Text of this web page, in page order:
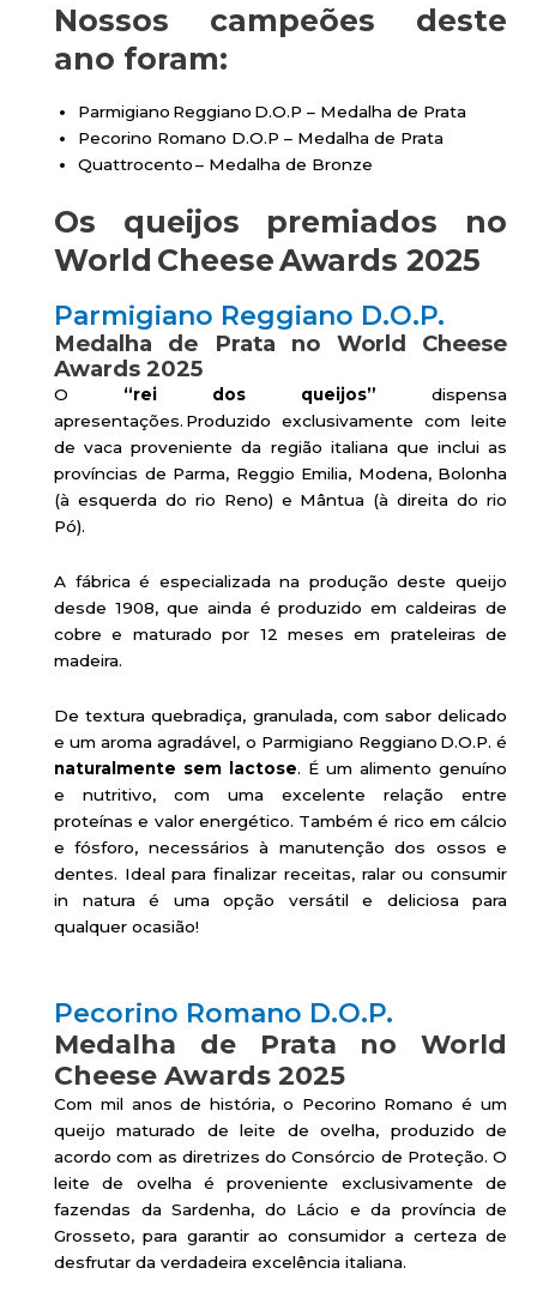
Nossos campeões deste
ano foram:
Parmigiano Reggiano D.O.P – Medalha de Prata
Pecorino Romano D.O.P – Medalha de Prata
Quattrocento – Medalha de Bronze
Os queijos premiados no
World Cheese Awards 2025
Parmigiano Reggiano D.O.P.
Medalha de Prata no World Cheese
Awards 2025
O “rei dos queijos” dispensa
apresentações. Produzido exclusivamente com leite
de vaca proveniente da região italiana que inclui as
províncias de Parma, Reggio Emilia, Modena, Bolonha
(à esquerda do rio Reno) e Mântua (à direita do rio
Pó).
A fábrica é especializada na produção deste queijo
desde 1908, que ainda é produzido em caldeiras de
cobre e maturado por 12 meses em prateleiras de
madeira.
De textura quebradiça, granulada, com sabor delicado
e um aroma agradável, o Parmigiano Reggiano D.O.P. é
naturalmente sem lactose. É um alimento genuíno
e nutritivo, com uma excelente relação entre
proteínas e valor energético. Também é rico em cálcio
e fósforo, necessários à manutenção dos ossos e
dentes. Ideal para finalizar receitas, ralar ou consumir
in natura é uma opção versátil e deliciosa para
qualquer ocasião!
Pecorino Romano D.O.P.
Medalha de Prata no World
Cheese Awards 2025
Com mil anos de história, o Pecorino Romano é um
queijo maturado de leite de ovelha, produzido de
acordo com as diretrizes do Consórcio de Proteção. O
leite de ovelha é proveniente exclusivamente de
fazendas da Sardenha, do Lácio e da província de
Grosseto, para garantir ao consumidor a certeza de
desfrutar da verdadeira excelência italiana.